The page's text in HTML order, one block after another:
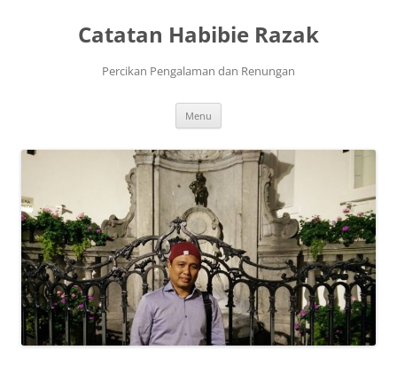
Catatan Habibie Razak
Percikan Pengalaman dan Renungan
Menu